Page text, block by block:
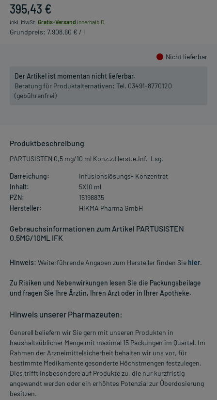
395,43 €
inkl. MwSt. Gratis-Versand innerhalb D.
Grundpreis: 7.908,60 € / l
Nicht lieferbar
Der Artikel ist momentan nicht lieferbar.
Beratung für Produktalternativen: Tel. 03491-8770120
(gebührenfrei)
Produktbeschreibung
PARTUSISTEN 0,5 mg/10 ml Konz.z.Herst.e.Inf.-Lsg.
Darreichung:
Infusionslösungs- Konzentrat
Inhalt:
5X10 ml
PZN:
15198835
Hersteller:
HIKMA Pharma GmbH
Gebrauchsinformationen zum Artikel PARTUSISTEN
0.5MG/10ML IFK
Hinweis: Weiterführende Angaben zum Hersteller finden Sie hier.
Zu Risiken und Nebenwirkungen lesen Sie die Packungsbeilage
und fragen Sie Ihre Ärztin, Ihren Arzt oder in Ihrer Apotheke.
Hinweis unserer Pharmazeuten:
Generell beliefern wir Sie gern mit unseren Produkten in
haushaltsüblicher Menge mit maximal 15 Packungen im Quartal. Im
Rahmen der Arzneimittelsicherheit behalten wir uns vor, für
bestimmte Medikamente gesonderte Höchstmengen festzulegen.
Dies trifft insbesondere auf Produkte zu, die nur kurzfristig
angewandt werden oder ein erhöhtes Potenzial zur Überdosierung
besitzen.